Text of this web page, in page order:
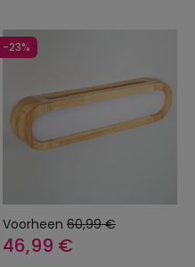
-23%
Voorheen 60,99 €
46,99 €